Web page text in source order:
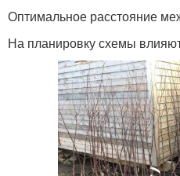
Оптимальное расстояние
На планировку схемы